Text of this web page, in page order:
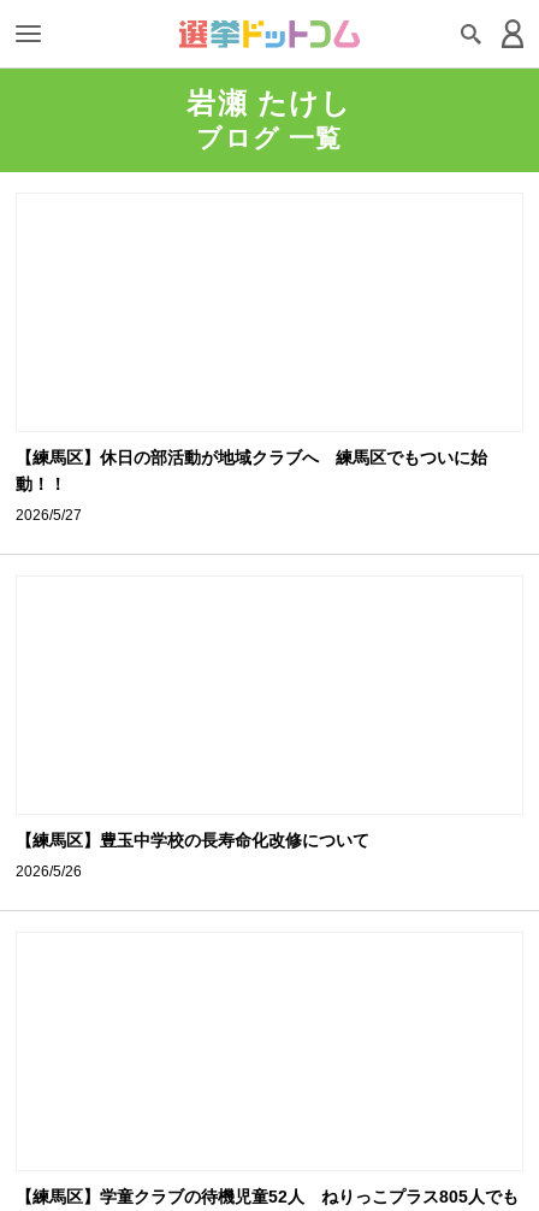
岩瀬 たけし
ブログ 一覧
【練馬区】休日の部活動が地域クラブへ 練馬区でもついに始
動！！
2026/5/27
【練馬区】豊玉中学校の長寿命化改修について
2026/5/26
【練馬区】学童クラブの待機児童52人 ねりっこプラス805人でも